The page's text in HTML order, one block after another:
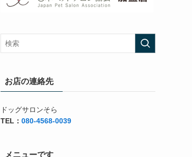
お店の連絡先
ドッグサロンそら
TEL： 080-4568-0039
メニューです